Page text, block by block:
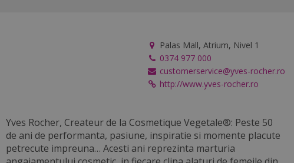
Palas Mall, Atrium, Nivel 1
0374 977 000
customerservice@yves-rocher.ro
http://www.yves-rocher.ro
Yves Rocher, Createur de la Cosmetique Vegetale®: Peste 50
de ani de performanta, pasiune, inspiratie si momente placute
petrecute impreuna… Acesti ani reprezinta marturia